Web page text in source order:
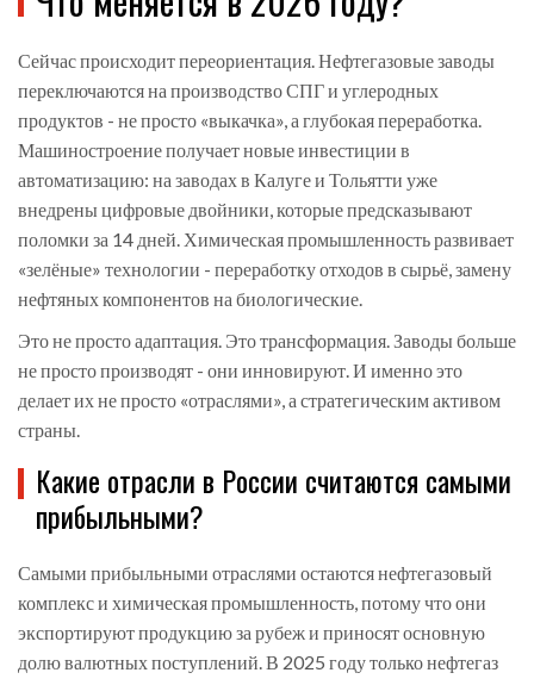
Сейчас происходит переориентация. Нефтегазовые заводы
переключаются на производство СПГ и углеродных
продуктов - не просто «выкачка», а глубокая переработка.
Машиностроение получает новые инвестиции в
автоматизацию: на заводах в Калуге и Тольятти уже
внедрены цифровые двойники, которые предсказывают
поломки за 14 дней. Химическая промышленность развивает
«зелёные» технологии - переработку отходов в сырьё, замену
нефтяных компонентов на биологические.
Это не просто адаптация. Это трансформация. Заводы больше
не просто производят - они инновируют. И именно это
делает их не просто «отраслями», а стратегическим активом
страны.
Какие отрасли в России считаются самыми
прибыльными?
Самыми прибыльными отраслями остаются нефтегазовый
комплекс и химическая промышленность, потому что они
экспортируют продукцию за рубеж и приносят основную
долю валютных поступлений. В 2025 году только нефтегаз